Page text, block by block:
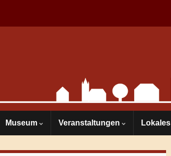
Museum Veranstaltungen Lokales